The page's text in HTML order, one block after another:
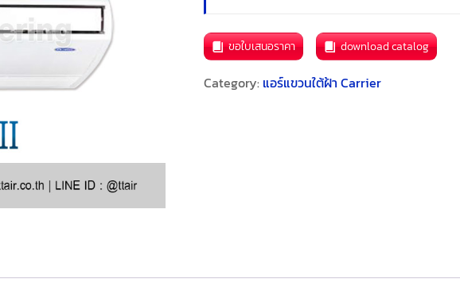
ขอใบเสนอราคา download catalog
Category: แอร์แขวนใต้ฝ้า Carrier